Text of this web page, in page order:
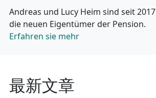
Andreas und Lucy Heim sind seit 2017
die neuen Eigentümer der Pension.
Erfahren sie mehr
最新文章